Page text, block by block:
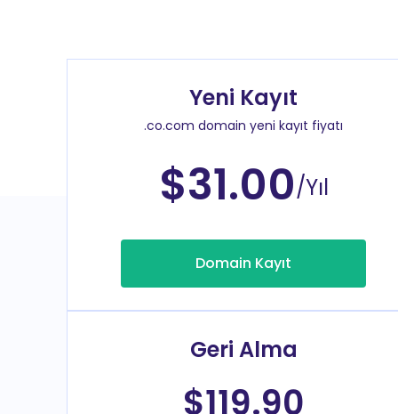
Yeni Kayıt
.co.com domain yeni kayıt fiyatı
$31.00/Yıl
Domain Kayıt
Geri Alma
$119.90